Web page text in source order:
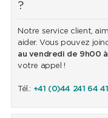
?
Notre service client,
aider. Vous pouvez
au vendredi de 9h00 à
votre appel !
Tél.: +41 (0)44 241 64 41